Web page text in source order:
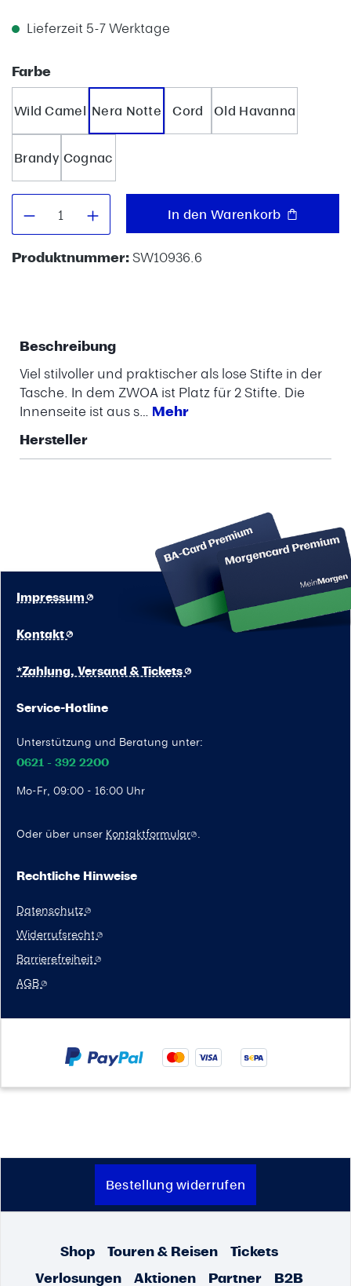
Lieferzeit 5-7 Werktage
Farbeauswählen
Wild Camel Nera Notte Cord Old Havanna
Brandy Cognac
Produkt Anzahl: Gib denIn den Warenkorb
Produktnummer:SW10936.6
Beschreibung
Viel stilvoller und praktischer als lose Stifte in der
Tasche. In dem ZWOA ist Platz für 2 Stifte. Die
Innenseite ist aus s… Mehr
Hersteller
Service-Hotline
Unterstützung und Beratung unter:
0621 - 392 2200
Mo-Fr, 09:00 - 16:00 Uhr
Oder über unser Kontaktformular .
Kontakt
Impressum
*Zahlung, Versand & Tickets
Rechtliche Hinweise
Datenschutz
Widerrufsrecht
Barrierefreiheit
AGB
Bestellung widerrufen
Shop Touren & Reisen
Tickets
Verlosungen
Aktionen Partner B2B